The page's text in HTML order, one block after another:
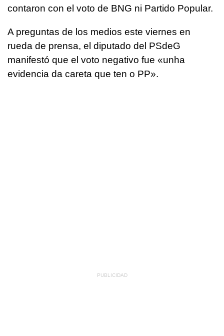
contaron con el voto de BNG ni Partido Popular.
A preguntas de los medios este viernes en
rueda de prensa, el diputado del PSdeG
manifestó que el voto negativo fue «unha
evidencia da careta que ten o PP».